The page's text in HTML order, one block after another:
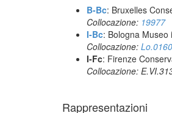
B-Bc: Bruxelles
Collocazione: 19977
I-Bc: Bologna
Collocazione:
I-Fc: Firenze
Collocazione:
Rappresentazioni